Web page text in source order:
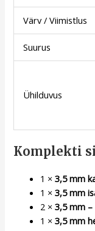
Värv / Viimistlus
Suurus
Ühilduvus
Komplekti
1 ×3,5 mm
1 ×3,5 mm
2 ×3,5 mm
1 ×3,5 mm